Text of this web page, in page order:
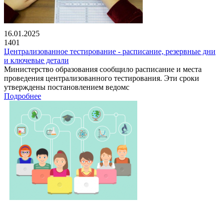
16.01.2025
1401
Централизованное тестирование - расписание, резервные дни
и ключевые детали
Министерство образования сообщило расписание и места
проведения централизованного тестирования. Эти сроки
утверждены постановлением ведомс
Подробнее